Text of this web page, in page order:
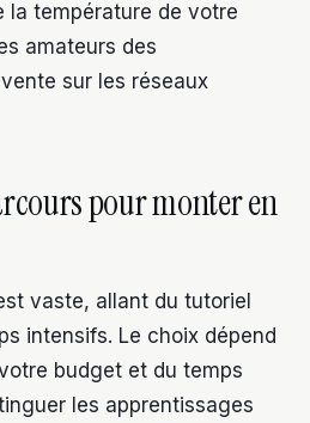
la température de votre
amateurs des
sur les réseaux
pour monter en
vaste, allant du tutoriel
intensifs. Le choix dépend
budget et du temps
les apprentissages